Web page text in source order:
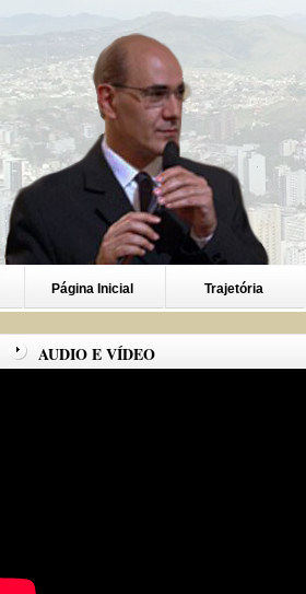
Página Inicial Trajetória
AUDIO E VÍDEO